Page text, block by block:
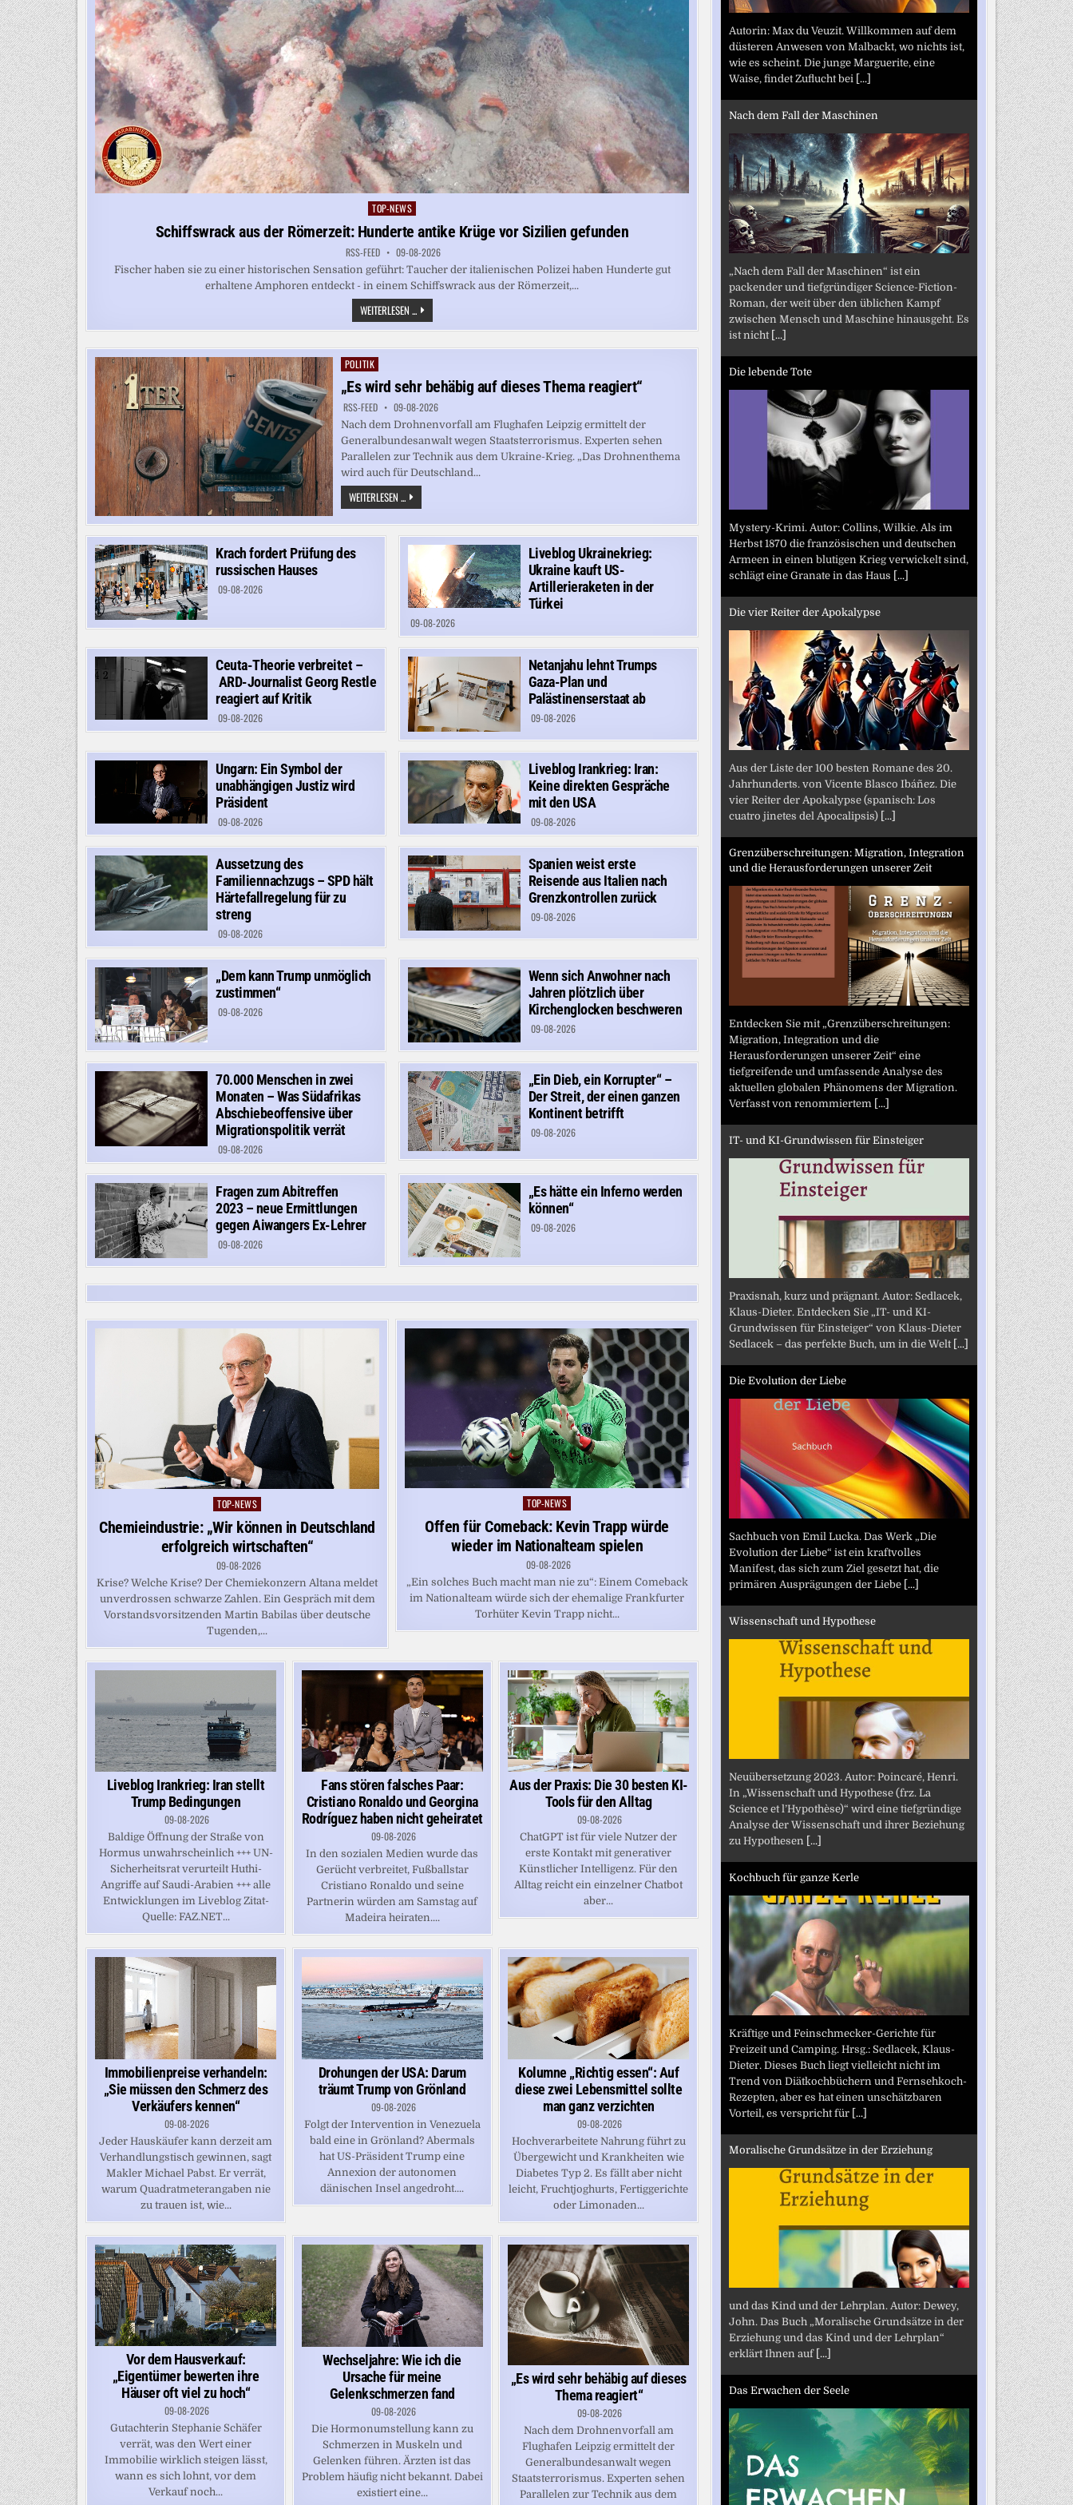
Posted
TOP-NEWS
Schiffswrack aus der Römerzeit: Hunderte antike Krüge vor Sizilien gefunden
RSS-FEED 09-08-2026
Fischer haben sie zu einer historischen Sensation geführt: Taucher der italienischen Polizei haben Hunderte gut
erhaltene Amphoren entdeckt - in einem Schiffswrack aus der Römerzeit,...
WEITERLESEN ... SCHIFFSWRACK
AUS
DER
HUNDERTE
VOR
SIZILIEN
GEFUNDEN
Posted
in
POLITIK
„Es wird sehr behäbig auf dieses Thema reagiert“
RSS-FEED 09-08-2026
Nach dem Drohnenvorfall am Flughafen Leipzig ermittelt der
Generalbundesanwalt wegen Staatsterrorismus. Experten sehen
Parallelen zur Technik aus dem Ukraine-Krieg. „Das Drohnenthema
wird auch für Deutschland...
WEITERLESEN ... „ES
WIRD
BEHÄBIG
AUF
DIESES
REAGIERT“
Krach fordert Prüfung des
russischen Hauses
09-08-2026
Liveblog Ukrainekrieg:
Ukraine kauft US-
Artillerieraketen in der
Türkei
09-08-2026
Ceuta-Theorie verbreitet –
ARD-Journalist Georg Restle
reagiert auf Kritik
09-08-2026
Netanjahu lehnt Trumps
Gaza-Plan und
Palästinenserstaat ab
09-08-2026
Ungarn: Ein Symbol der
unabhängigen Justiz wird
Präsident
09-08-2026
Liveblog Irankrieg: Iran:
Keine direkten Gespräche
mit den USA
09-08-2026
Aussetzung des
Familiennachzugs – SPD hält
Härtefallregelung für zu
streng
09-08-2026
Spanien weist erste
Reisende aus Italien nach
Grenzkontrollen zurück
09-08-2026
„Dem kann Trump unmöglich
zustimmen“
09-08-2026
Wenn sich Anwohner nach
Jahren plötzlich über
Kirchenglocken beschweren
09-08-2026
70.000 Menschen in zwei
Monaten – Was Südafrikas
Abschiebeoffensive über
Migrationspolitik verrät
09-08-2026
„Ein Dieb, ein Korrupter“ –
Der Streit, der einen ganzen
Kontinent betrifft
09-08-2026
Fragen zum Abitreffen
2023 – neue Ermittlungen
gegen Aiwangers Ex-Lehrer
09-08-2026
„Es hätte ein Inferno werden
können“
09-08-2026
Posted
in
TOP-NEWS
Chemieindustrie: „Wir können in Deutschland
erfolgreich wirtschaften“
09-08-2026
Krise? Welche Krise? Der Chemiekonzern Altana meldet
unverdrossen schwarze Zahlen. Ein Gespräch mit dem
Vorstandsvorsitzenden Martin Babilas über deutsche
Tugenden,...
Posted
in
TOP-NEWS
Offen für Comeback: Kevin Trapp würde
wieder im Nationalteam spielen
09-08-2026
„Ein solches Buch macht man nie zu“: Einem Comeback
im Nationalteam würde sich der ehemalige Frankfurter
Torhüter Kevin Trapp nicht...
Liveblog Irankrieg: Iran stellt
Trump Bedingungen
09-08-2026
Baldige Öffnung der Straße von
Hormus unwahrscheinlich +++ UN-
Sicherheitsrat verurteilt Huthi-
Angriffe auf Saudi-Arabien +++ alle
Entwicklungen im Liveblog Zitat-
Quelle: FAZ.NET...
Fans stören falsches Paar:
Cristiano Ronaldo und Georgina
Rodríguez haben nicht geheiratet
09-08-2026
In den sozialen Medien wurde das
Gerücht verbreitet, Fußballstar
Cristiano Ronaldo und seine
Partnerin würden am Samstag auf
Madeira heiraten....
Aus der Praxis: Die 30 besten KI-
Tools für den Alltag
09-08-2026
ChatGPT ist für viele Nutzer der
erste Kontakt mit generativer
Künstlicher Intelligenz. Für den
Alltag reicht ein einzelner Chatbot
aber...
Immobilienpreise verhandeln:
„Sie müssen den Schmerz des
Verkäufers kennen“
09-08-2026
Jeder Hauskäufer kann derzeit am
Verhandlungstisch gewinnen, sagt
Makler Michael Pabst. Er verrät,
warum Quadratmeterangaben nie
zu trauen ist, wie...
Drohungen der USA: Darum
träumt Trump von Grönland
09-08-2026
Folgt der Intervention in Venezuela
bald eine in Grönland? Abermals
hat US-Präsident Trump eine
Annexion der autonomen
dänischen Insel angedroht....
Kolumne „Richtig essen“: Auf
diese zwei Lebensmittel sollte
man ganz verzichten
09-08-2026
Hochverarbeitete Nahrung führt zu
Übergewicht und Krankheiten wie
Diabetes Typ 2. Es fällt aber nicht
leicht, Fruchtjoghurts, Fertiggerichte
oder Limonaden...
Vor dem Hausverkauf:
„Eigentümer bewerten ihre
Häuser oft viel zu hoch“
09-08-2026
Gutachterin Stephanie Schäfer
verrät, was den Wert einer
Immobilie wirklich steigen lässt,
wann es sich lohnt, vor dem
Verkauf noch...
Wechseljahre: Wie ich die
Ursache für meine
Gelenkschmerzen fand
09-08-2026
Die Hormonumstellung kann zu
Schmerzen in Muskeln und
Gelenken führen. Ärzten ist das
Problem häufig nicht bekannt. Dabei
existiert eine...
„Es wird sehr behäbig auf dieses
Thema reagiert“
09-08-2026
Nach dem Drohnenvorfall am
Flughafen Leipzig ermittelt der
Generalbundesanwalt wegen
Staatsterrorismus. Experten sehen
Parallelen zur Technik aus dem
Autorin: Max du Veuzit. Willkommen auf dem
düsteren Anwesen von Malbackt, wo nichts ist,
wie es scheint. Die junge Marguerite, eine
Waise, findet Zuflucht bei [...]
Nach dem Fall der Maschinen
„Nach dem Fall der Maschinen“ ist ein
packender und tiefgründiger Science-Fiction-
Roman, der weit über den üblichen Kampf
zwischen Mensch und Maschine hinausgeht. Es
ist nicht [...]
Die lebende Tote
Mystery-Krimi. Autor: Collins, Wilkie. Als im
Herbst 1870 die französischen und deutschen
Armeen in einen blutigen Krieg verwickelt sind,
schlägt eine Granate in das Haus [...]
Die vier Reiter der Apokalypse
Aus der Liste der 100 besten Romane des 20.
Jahrhunderts. von Vicente Blasco Ibáñez. Die
vier Reiter der Apokalypse (spanisch: Los
cuatro jinetes del Apocalipsis) [...]
Grenzüberschreitungen: Migration, Integration
und die Herausforderungen unserer Zeit
Entdecken Sie mit „Grenzüberschreitungen:
Migration, Integration und die
Herausforderungen unserer Zeit“ eine
tiefgreifende und umfassende Analyse des
aktuellen globalen Phänomens der Migration.
Verfasst von renommiertem [...]
IT- und KI-Grundwissen für Einsteiger
Praxisnah, kurz und prägnant. Autor: Sedlacek,
Klaus-Dieter. Entdecken Sie „IT- und KI-
Grundwissen für Einsteiger“ von Klaus-Dieter
Sedlacek – das perfekte Buch, um in die Welt [...]
Die Evolution der Liebe
Sachbuch von Emil Lucka. Das Werk „Die
Evolution der Liebe“ ist ein kraftvolles
Manifest, das sich zum Ziel gesetzt hat, die
primären Ausprägungen der Liebe [...]
Wissenschaft und Hypothese
Neuübersetzung 2023. Autor: Poincaré, Henri.
In „Wissenschaft und Hypothese (frz. La
Science et l’Hypothèse)“ wird eine tiefgründige
Analyse der Wissenschaft und ihrer Beziehung
zu Hypothesen [...]
Kochbuch für ganze Kerle
Kräftige und Feinschmecker-Gerichte für
Freizeit und Camping. Hrsg.: Sedlacek, Klaus-
Dieter. Dieses Buch liegt vielleicht nicht im
Trend von Diätkochbüchern und Fernsehkoch-
Rezepten, aber es hat einen unschätzbaren
Vorteil, es verspricht für [...]
Moralische Grundsätze in der Erziehung
und das Kind und der Lehrplan. Autor: Dewey,
John. Das Buch „Moralische Grundsätze in der
Erziehung und das Kind und der Lehrplan“
erklärt Ihnen auf [...]
Das Erwachen der Seele